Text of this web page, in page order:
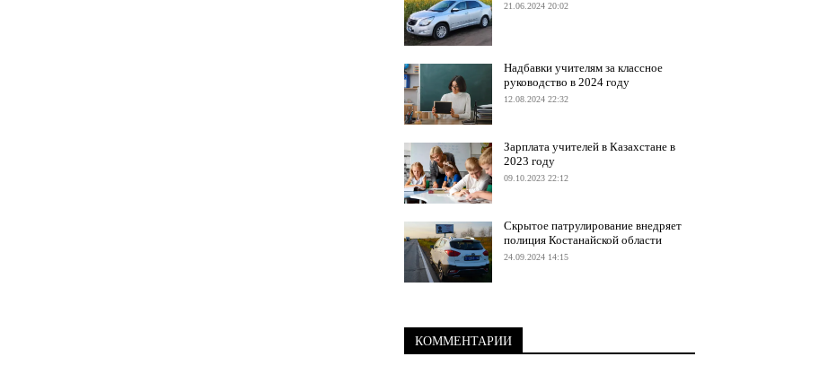
21.06.2024 20:02
Надбавки учителям за классное
руководство в 2024 году
12.08.2024 22:32
Зарплата учителей в Казахстане в
2023 году
09.10.2023 22:12
Скрытое патрулирование внедряет
полиция Костанайской области
24.09.2024 14:15
КОММЕНТАРИИ